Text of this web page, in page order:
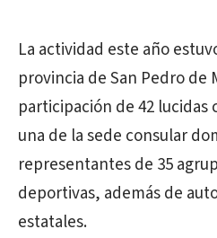
La actividad este año
provincia de San Pedro de
participación de 42
una de la sede consular
representantes de 35
deportivas, además de
estatales.